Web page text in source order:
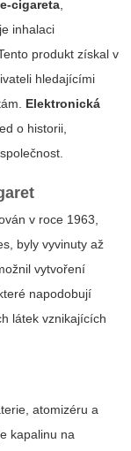
e-cigareta,
inhalaci
produkt získal v
hledajícími
Elektronická
o historii,
v roce 1963,
byly vyvinuty až
vytvoření
napodobují
látek vznikajících
atomizéru a
kapalinu na